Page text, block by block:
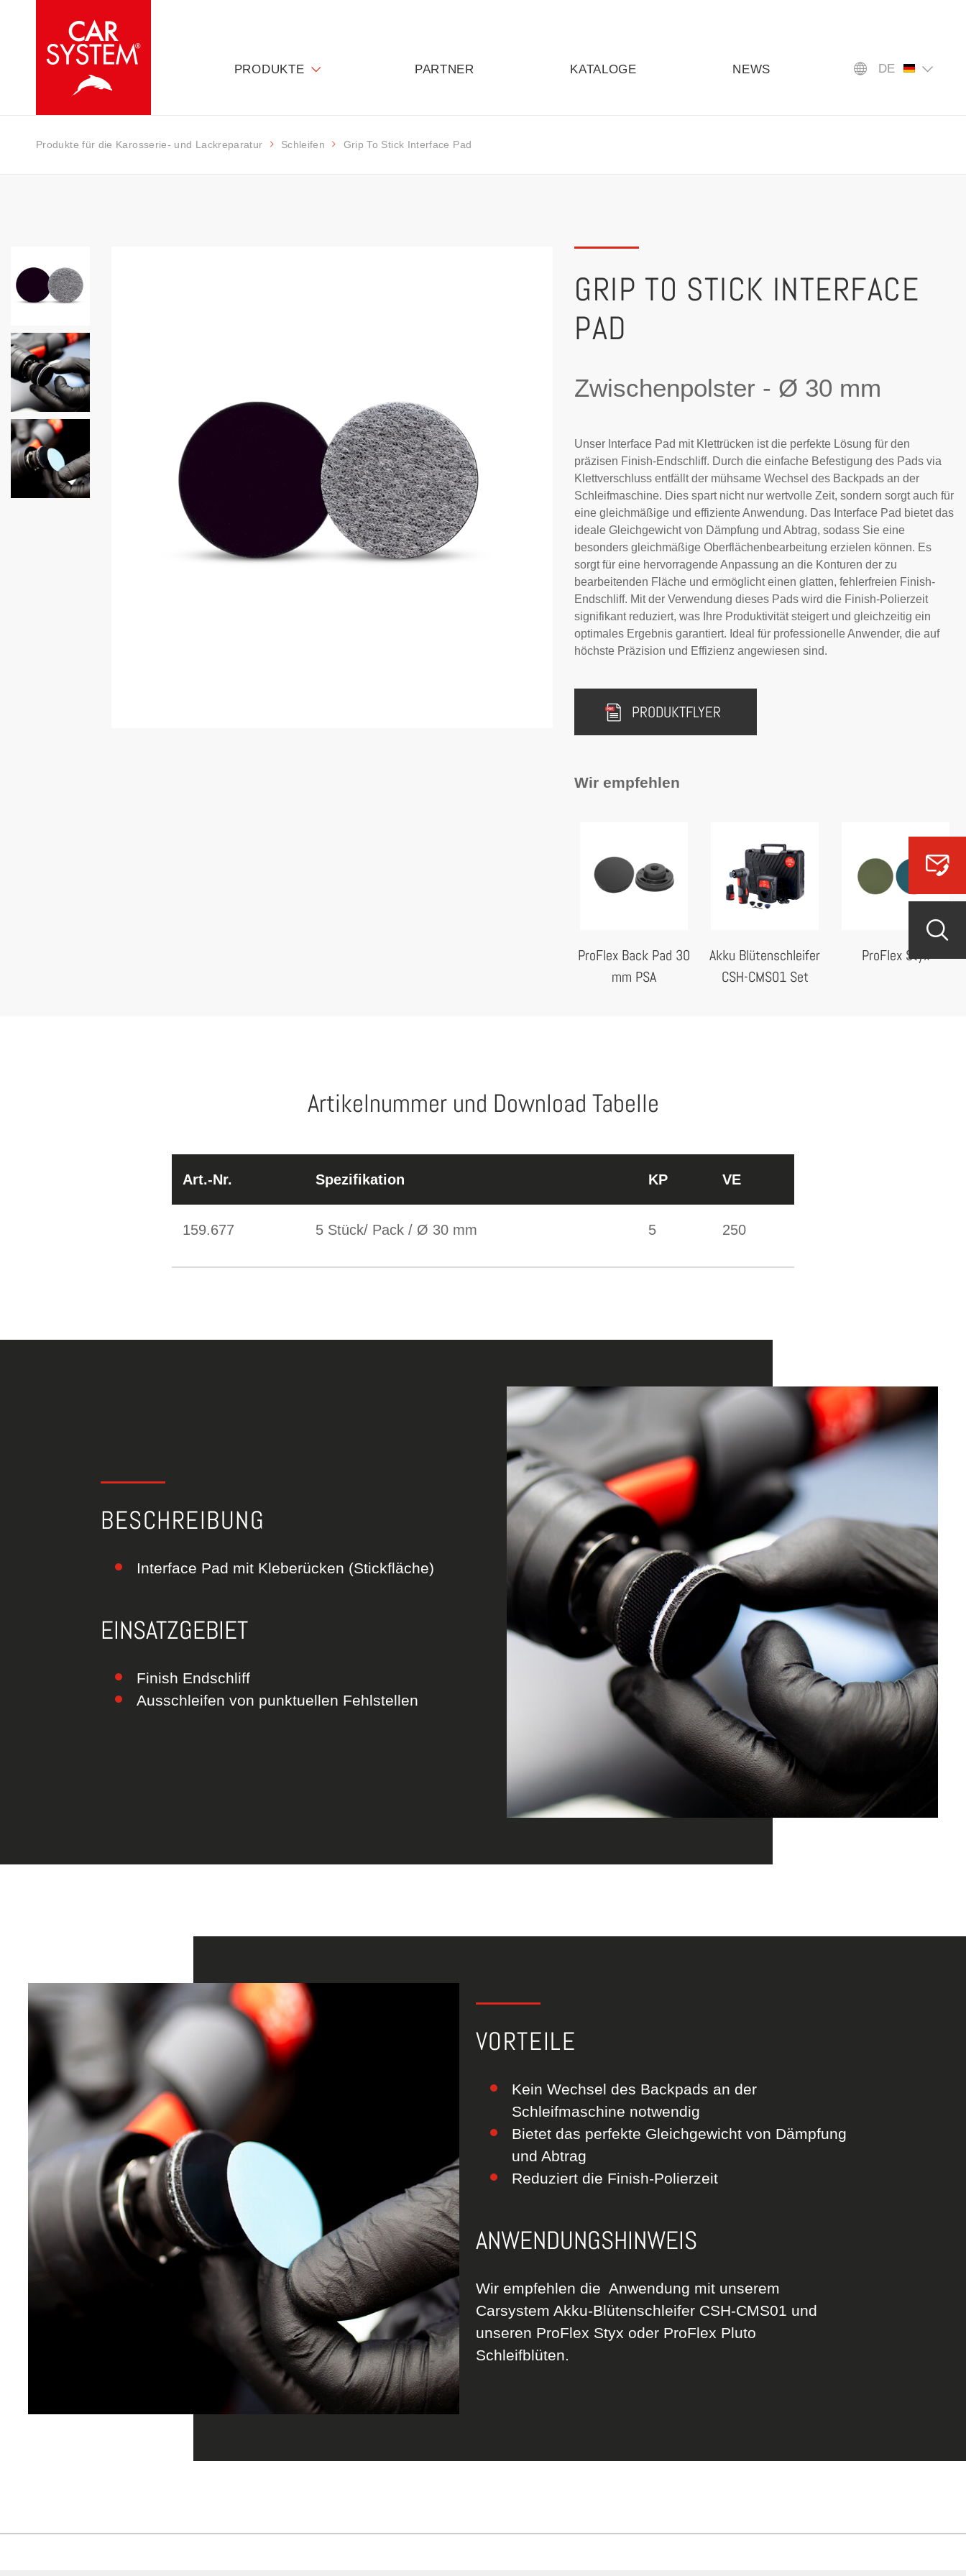
PRODUKTE PARTNER KATALOGE NEWS DE
Produkte für die Karosserie- und Lackreparatur Schleifen Grip To Stick Interface Pad
GRIP TO STICK INTERFACE
PAD
Zwischenpolster - Ø 30 mm
Unser Interface Pad mit Klettrücken ist die perfekte Lösung für den
präzisen Finish-Endschliff. Durch die einfache Befestigung des Pads via
Klettverschluss entfällt der mühsame Wechsel des Backpads an der
Schleifmaschine. Dies spart nicht nur wertvolle Zeit, sondern sorgt auch für
eine gleichmäßige und effiziente Anwendung. Das Interface Pad bietet das
ideale Gleichgewicht von Dämpfung und Abtrag, sodass Sie eine
besonders gleichmäßige Oberflächenbearbeitung erzielen können. Es
sorgt für eine hervorragende Anpassung an die Konturen der zu
bearbeitenden Fläche und ermöglicht einen glatten, fehlerfreien Finish-
Endschliff. Mit der Verwendung dieses Pads wird die Finish-Polierzeit
signifikant reduziert, was Ihre Produktivität steigert und gleichzeitig ein
optimales Ergebnis garantiert. Ideal für professionelle Anwender, die auf
höchste Präzision und Effizienz angewiesen sind.
PRODUKTFLYER
Wir empfehlen
ProFlex Back Pad 30
mm PSA
Akku Blütenschleifer
CSH-CMS01 Set
ProFlex Styx
Artikelnummer und Download Tabelle
Art.-Nr. Spezifikation KP VE
159.677 5 Stück/ Pack / Ø 30 mm 5 250
BESCHREIBUNG
Interface Pad mit Kleberücken (Stickfläche)
EINSATZGEBIET
Finish Endschliff
Ausschleifen von punktuellen Fehlstellen
VORTEILE
Kein Wechsel des Backpads an der
Schleifmaschine notwendig
Bietet das perfekte Gleichgewicht von Dämpfung
und Abtrag
Reduziert die Finish-Polierzeit
ANWENDUNGSHINWEIS
Wir empfehlen die Anwendung mit unserem
Carsystem Akku-Blütenschleifer CSH-CMS01 und
unseren ProFlex Styx oder ProFlex Pluto
Schleifblüten.